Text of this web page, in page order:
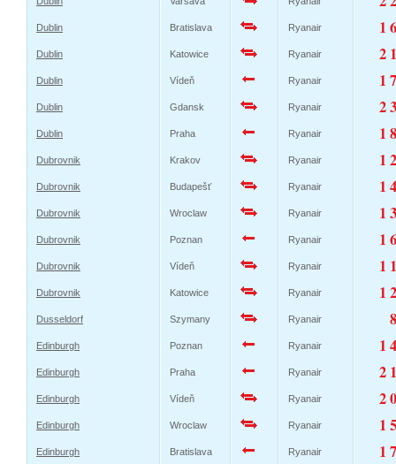
Dublin Bratislava Ryanair 1
Dublin Katowice Ryanair 2
Dublin Vídeň Ryanair 1
Dublin Gdansk Ryanair 2
Dublin Praha Ryanair 1
Dubrovnik Krakov Ryanair 1
Dubrovnik Budapešť Ryanair 1
Dubrovnik Wroclaw Ryanair 1
Dubrovnik Poznan Ryanair 1
Dubrovnik Vídeň Ryanair 1
Dubrovnik Katowice Ryanair 1
Dusseldorf Szymany Ryanair
Edinburgh Poznan Ryanair 1
Edinburgh Praha Ryanair 2
Edinburgh Vídeň Ryanair 2
Edinburgh Wroclaw Ryanair 1
Edinburgh Bratislava Ryanair 1